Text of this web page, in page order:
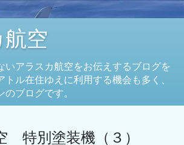
空
いアラスカ航空をお伝えするブログを
ル在住ゆえに利用する機会も多く、
ブログです。
特別塗装機（３）